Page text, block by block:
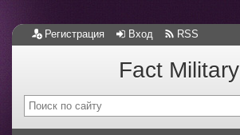
Регистрация Вход RSS
Fact Military